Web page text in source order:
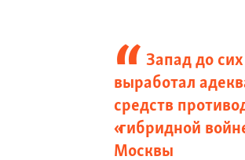
Запад до
выработал
средств
«гибридной
Москвы